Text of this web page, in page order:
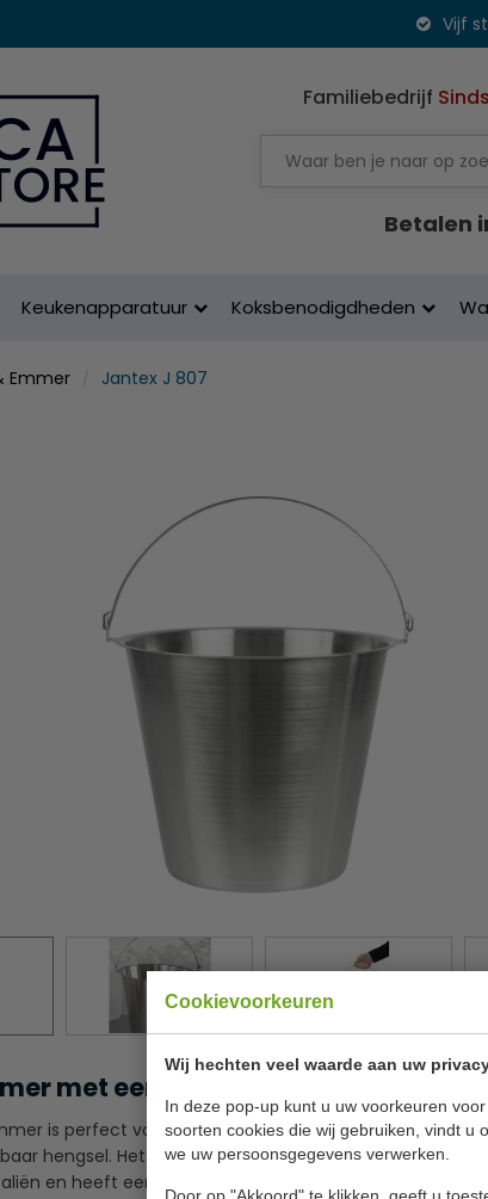
Cookievoorkeuren
Wij hechten veel waarde aan uw
In deze pop-up kunt u uw voorkeuren
soorten cookies die wij gebruiken, vindt u
we uw persoonsgegevens verwerken.
Vijf
Familiebedrijf
Betalen
Keukenapparatuur Koksbenodigdheden
Emmer Jantex J 807
met een inhoud van 12 liter
is perfect voor het stevige schoonmaakwerk; een
hengsel. Het RVS is eenvoudig te reinigen en te
en heeft een gepolijste finish, waardoor de emmer